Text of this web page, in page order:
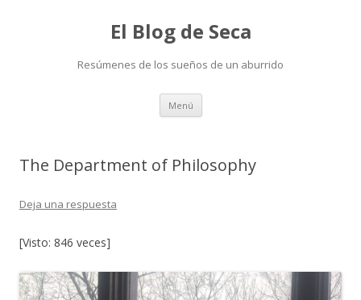
El Blog de Seca
Resúmenes de los sueños de un aburrido
Menú Ir
contenido
The Department of Philosophy
Deja una respuesta
[Visto: 846 veces]